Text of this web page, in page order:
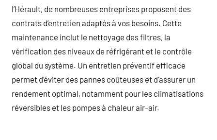
l’Hérault, de nombreuses entreprises proposent des
contrats d’entretien adaptés à vos besoins. Cette
maintenance inclut le nettoyage des filtres, la
vérification des niveaux de réfrigérant et le contrôle
global du système. Un entretien préventif efficace
permet d’éviter des pannes coûteuses et d’assurer un
rendement optimal, notamment pour les climatisations
réversibles et les pompes à chaleur air-air.